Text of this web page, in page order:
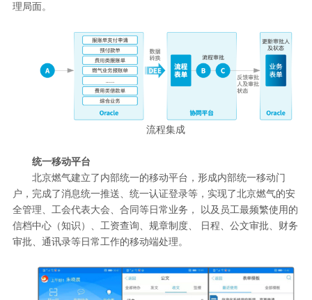
理局面。
流程集成
统一移动平台
北京燃气建立了内部统一的移动平台，形成内部统一移动门
户，完成了消息统一推送、统一认证登录等，实现了北京燃气的安
全管理、工会代表大会、合同等日常业务， 以及员工最频繁使用的
信档中心（知识）、工资查询、规章制度、 日程、公文审批、财务
审批、通讯录等日常工作的移动端处理。